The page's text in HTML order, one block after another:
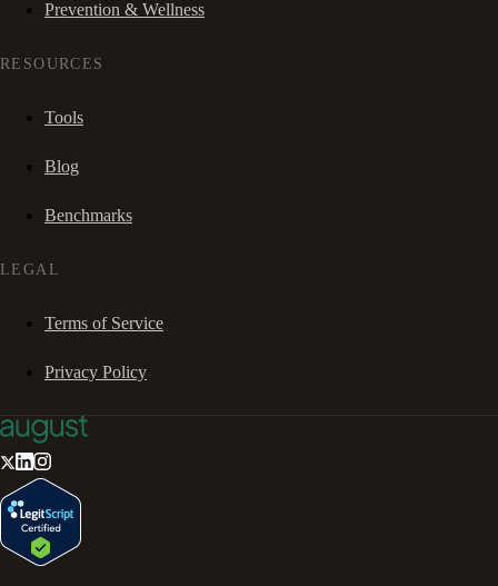
Prevention & Wellness
RESOURCES
Tools
Blog
Benchmarks
LEGAL
Terms of Service
Privacy Policy